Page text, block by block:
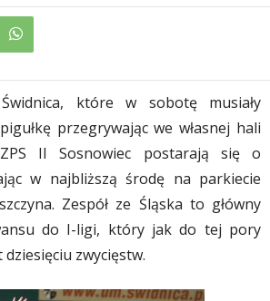
które w sobotę musiały
przegrywając we własnej hali
II Sosnowiec postarają się o
w najbliższą środę na parkiecie
Zespół ze Śląska to główny
do I-ligi, który jak do tej pory
zwycięstw.